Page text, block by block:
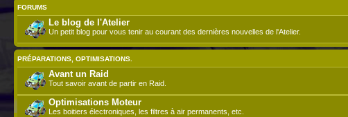
FORUMS
Le blog de l'Atelier
Un petit blog pour vous tenir au courant des dernières nouvelles de l'Atelier.
PRÉPARATIONS, OPTIMISATIONS.
Avant un Raid
Tout savoir avant de partir en Raid.
Optimisations Moteur
Les boitiers électroniques, les filtres à air permanents, etc.